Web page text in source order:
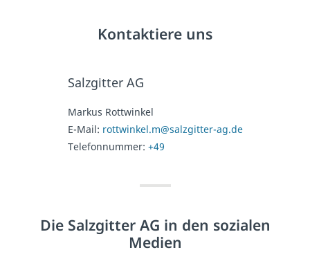
Kontaktiere uns
Salzgitter AG
Markus Rottwinkel
E-Mail: rottwinkel.m@salzgitter-ag.de
Telefonnummer: +49
Die Salzgitter AG in den sozialen
Medien